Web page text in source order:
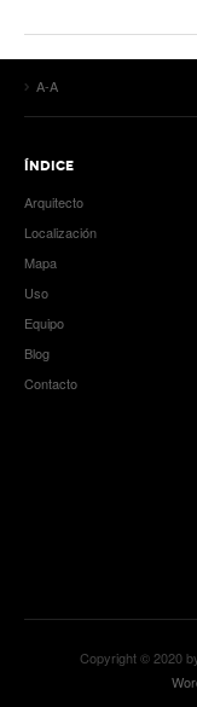
A-A
ÍNDICE
Arquitecto
Localización
Mapa
Uso
Equipo
Blog
Contacto
Copyright © 2020